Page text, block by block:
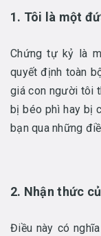
1. Tôi là một
Chứng tự kỷ là
quyết định toàn
giá con người tôi
bị béo phì hay bị
bạn qua những
2. Nhận thức
Điều này có